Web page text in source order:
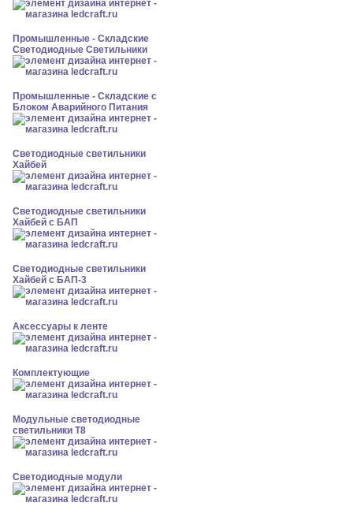
Промышленные - Складские
Светодиодные Светильники
Промышленные - Складские с
Блоком Аварийного Питания
Светодиодные светильники
Хайбей
Светодиодные светильники
Хайбей с БАП
Светодиодные светильники
Хайбей с БАП-3
Аксессуары к ленте
Комплектующие
Модульные светодиодные
светильники Т8
Светодиодные модули